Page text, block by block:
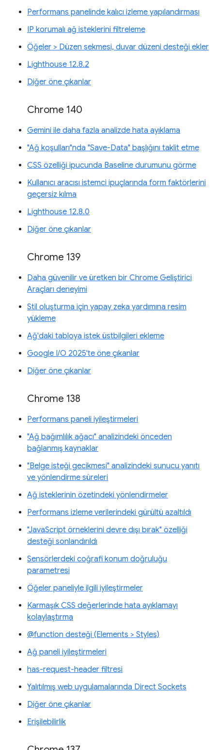
Performans panelinde kalıcı izleme yapılandırması
IP korumalı ağ isteklerini filtreleme
Öğeler > Düzen sekmesi, duvar düzeni desteği ekler
Lighthouse 12.8.2
Diğer öne çıkanlar
Chrome 140
Gemini ile daha fazla analizde hata ayıklama
"Ağ koşulları"nda "Save-Data" başlığını taklit etme
CSS özelliği ipucunda Baseline durumunu görme
Kullanıcı aracısı istemci ipuçlarında form faktörlerini
geçersiz kılma
Lighthouse 12.8.0
Diğer öne çıkanlar
Chrome 139
Daha güvenilir ve üretken bir Chrome Geliştirici
Araçları deneyimi
Stil oluşturma için yapay zeka yardımına resim
yükleme
Ağ'daki tabloya istek üstbilgileri ekleme
Google I/O 2025'te öne çıkanlar
Diğer öne çıkanlar
Chrome 138
Performans paneli iyileştirmeleri
"Ağ bağımlılık ağacı" analizindeki önceden
bağlanmış kaynaklar
"Belge isteği gecikmesi" analizindeki sunucu yanıtı
ve yönlendirme süreleri
Ağ isteklerinin özetindeki yönlendirmeler
Performans izleme verilerindeki gürültü azaltıldı
"JavaScript örneklerini devre dışı bırak" özelliği
desteği sonlandırıldı
Sensörlerdeki coğrafi konum doğruluğu
parametresi
Öğeler paneliyle ilgili iyileştirmeler
Karmaşık CSS değerlerinde hata ayıklamayı
kolaylaştırma
@function desteği (Elements > Styles)
Ağ paneli iyileştirmeleri
has-request-header filtresi
Yalıtılmış web uygulamalarında Direct Sockets
Diğer öne çıkanlar
Erişilebilirlik